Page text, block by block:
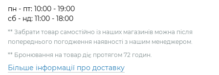
пн - пт: 10:00 - 19:00
сб - нд: 11:00 - 18:00
** Забрати товар самостійно із наших магазинів можна після
попереднього погодження наявності з нашим менеджером.
** Бронювання на товар діє протягом 72 годин.
Більше інформації про доставку